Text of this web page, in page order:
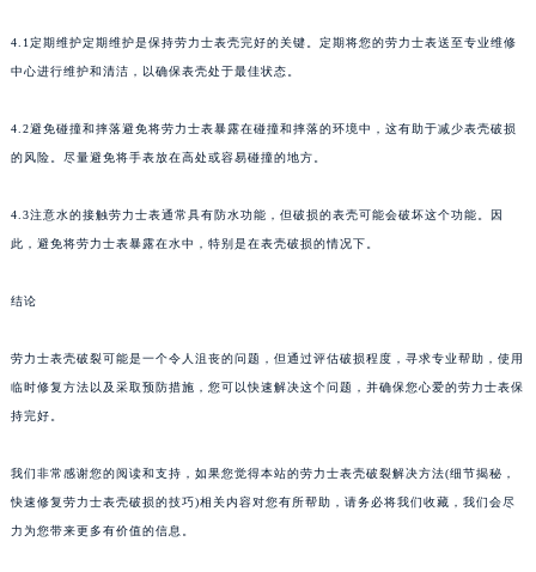
4.1定期维护定期维护是保持劳力士表壳完好的关键。定期将您的劳力士表送至专业维修
中心进行维护和清洁，以确保表壳处于最佳状态。
4.2避免碰撞和摔落避免将劳力士表暴露在碰撞和摔落的环境中，这有助于减少表壳破损
的风险。尽量避免将手表放在高处或容易碰撞的地方。
4.3注意水的接触劳力士表通常具有防水功能，但破损的表壳可能会破坏这个功能。因
此，避免将劳力士表暴露在水中，特别是在表壳破损的情况下。
结论
劳力士表壳破裂可能是一个令人沮丧的问题，但通过评估破损程度，寻求专业帮助，使用
临时修复方法以及采取预防措施，您可以快速解决这个问题，并确保您心爱的劳力士表保
持完好。
我们非常感谢您的阅读和支持，如果您觉得本站的劳力士表壳破裂解决方法(细节揭秘，
快速修复劳力士表壳破损的技巧)相关内容对您有所帮助，请务必将我们收藏，我们会尽
力为您带来更多有价值的信息。